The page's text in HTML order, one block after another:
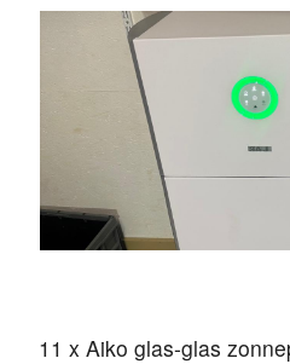
11 x Aiko glas-glas